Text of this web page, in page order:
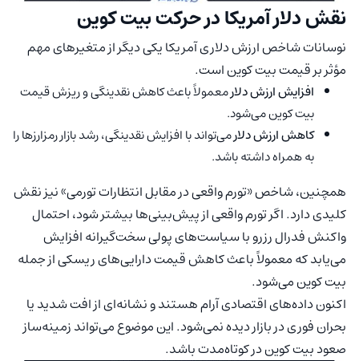
نقش دلار آمریکا در حرکت بیت کوین
نوسانات شاخص ارزش دلاری آمریکا یکی دیگر از متغیرهای مهم
مؤثر بر قیمت بیت کوین است.
افزایش ارزش دلارمعمولاً باعث کاهش نقدینگی و ریزش قیمت
بیت کوین می‌شود.
کاهش ارزش دلارمی‌تواند با افزایش نقدینگی، رشد بازار رمزارزها را
به همراه داشته باشد.
همچنین، شاخص «تورم واقعی در مقابل انتظارات تورمی» نیز نقش
کلیدی دارد. اگر تورم واقعی از پیش‌بینی‌ها بیشتر شود، احتمال
واکنش فدرال رزرو با سیاست‌های پولی سخت‌گیرانه افزایش
می‌یابد که معمولاً باعث کاهش قیمت دارایی‌های ریسکی از جمله
بیت کوین می‌شود.
اکنون داده‌های اقتصادی آرام هستند و نشانه‌ای از افت شدید یا
بحران فوری در بازار دیده نمی‌شود. این موضوع می‌تواند زمینه‌ساز
صعود بیت کوین در کوتاه‌مدت باشد.